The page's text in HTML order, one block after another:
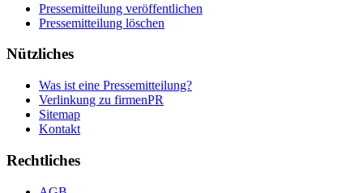
Pressemitteilung veröffentlichen
Pressemitteilung löschen
Nützliches
Was ist eine Pressemitteilung?
Verlinkung zu firmenPR
Sitemap
Kontakt
Rechtliches